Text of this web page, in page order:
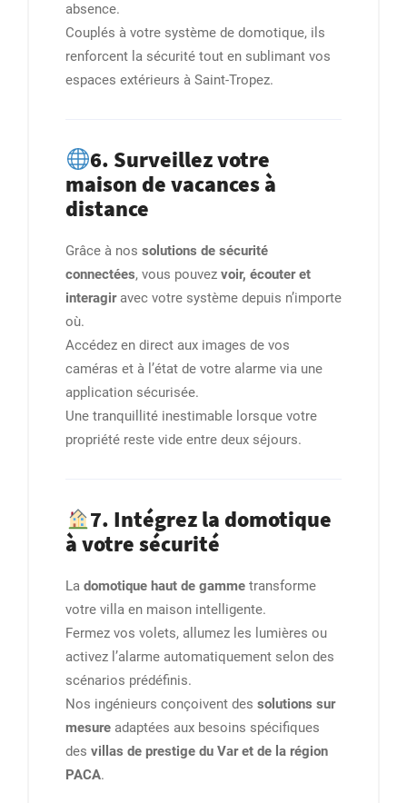
absence.
Couplés à votre système de domotique, ils
renforcent la sécurité tout en sublimant vos
espaces extérieurs à Saint-Tropez.
6. Surveillez votre
maison de vacances à
distance
Grâce à nos solutions de sécurité
connectées, vous pouvez voir, écouter et
interagiravec votre système depuis n’importe
où.
Accédez en direct aux images de vos
caméras et à l’état de votre alarme via une
application sécurisée.
Une tranquillité inestimable lorsque votre
propriété reste vide entre deux séjours.
7. Intégrez la domotique
à votre sécurité
La domotique haut de gamme transforme
votre villa en maison intelligente.
Fermez vos volets, allumez les lumières ou
activez l’alarme automatiquement selon des
scénarios prédéfinis.
Nos ingénieurs conçoivent des solutions sur
mesure adaptées aux besoins spécifiques
des villas de prestige du Var et de la région
PACA.